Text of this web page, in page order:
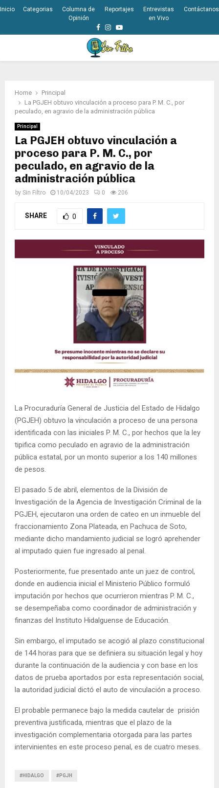
Inicio Categorias
Columna de
Opinión
Reportajes
Entrevistas
en Vivo
Contáctanos
Facebook
Instagram
Youtube
Home
Principal
La PGJEH obtuvo vinculación a proceso para P. M. C., por
peculado, en agravio de la administración pública
Principal
La PGJEH obtuvo vinculación a
proceso para P. M. C., por
peculado, en agravio de la
administración pública
by Sin Filtro 10/04/2023 0 206
SHARE 0
La Procuraduría General de Justicia del Estado de Hidalgo
(PGJEH) obtuvo la vinculación a proceso de una persona
identificada con las iniciales P. M. C., por hechos que la ley
tipifica como peculado en agravio de la administración
pública estatal, por un monto superior a los 140 millones
de pesos.
El pasado 5 de abril, elementos de la División de
Investigación de la Agencia de Investigación Criminal de la
PGJEH, ejecutaron una orden de cateo en un inmueble del
fraccionamiento Zona Plateada, en Pachuca de Soto,
mediante dicho mandamiento judicial se logró aprehender
al imputado quien fue ingresado al penal.
Posteriormente, fue presentado ante un juez de control,
donde en audiencia inicial el Ministerio Público formuló
imputación por hechos que ocurrieron mientras P. M. C.,
se desempeñaba como coordinador de administración y
finanzas del Instituto Hidalguense de Educación.
Sin embargo, el imputado se acogió al plazo constitucional
de 144 horas para que se definiera su situación legal y hoy
durante la continuación de la audiencia y con base en los
datos de prueba aportados por esta representación social,
la autoridad judicial dictó el auto de vinculación a proceso.
El probable permanece bajo la medida cautelar de prisión
preventiva justificada, mientras que el plazo de la
investigación complementaria otorgada para las partes
intervinientes en este proceso penal, es de cuatro meses.
#HIDALGO #PGJH